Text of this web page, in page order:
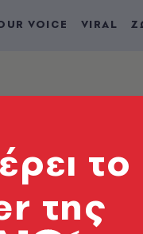
VOICE VIRAL
το
της